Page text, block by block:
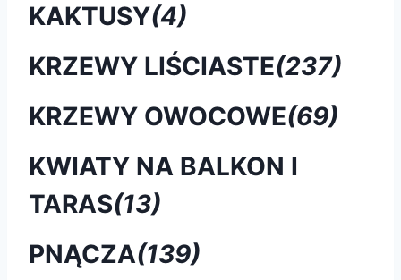
KAKTUSY(4)
KRZEWY LIŚCIASTE(237)
KRZEWY OWOCOWE(69)
KWIATY NA BALKON I
TARAS(13)
PNĄCZA(139)